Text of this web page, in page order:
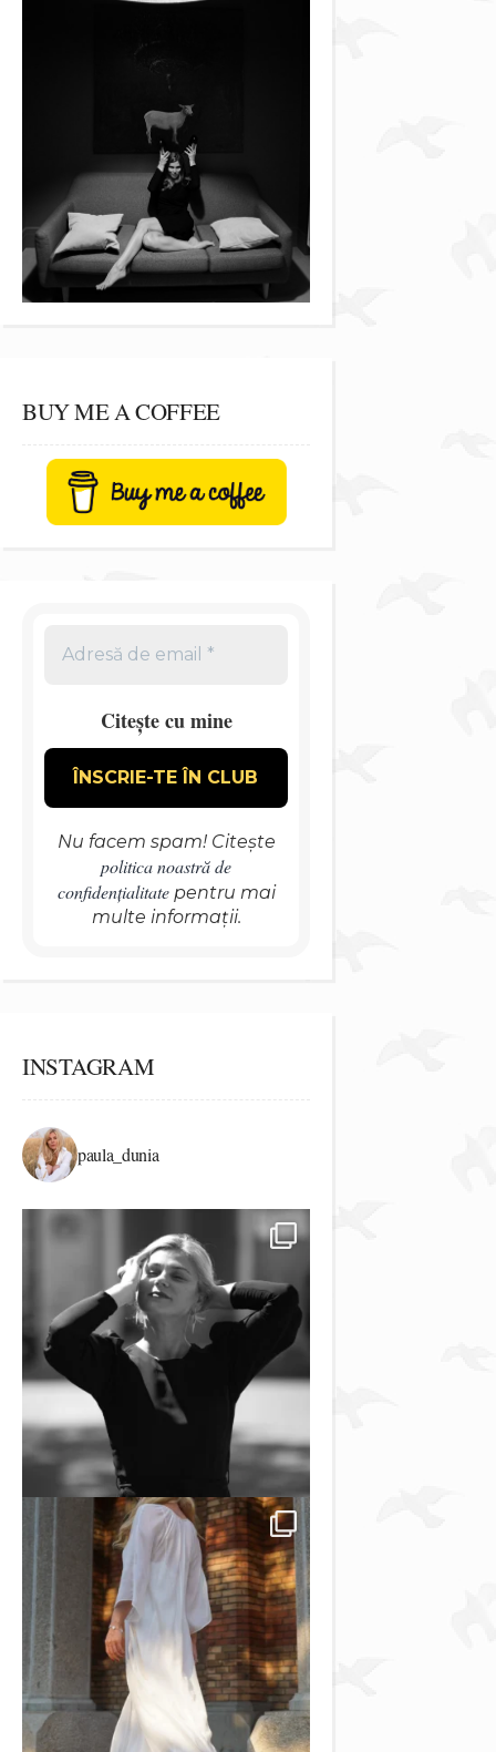
BUY ME A COFFEE
Citește cu mine
Nu facem spam! Citește
politica noastră de
confidențialitatepentru mai
multe informații.
INSTAGRAM
paula_dunia